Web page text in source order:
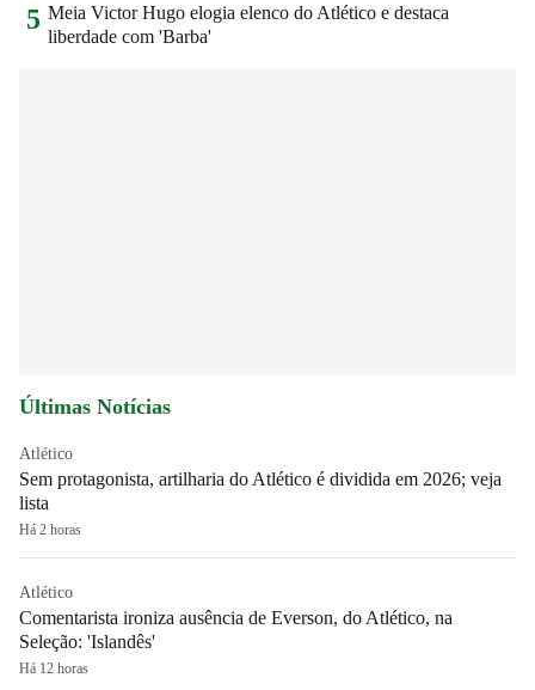
5 Meia Victor Hugo elogia elenco do Atlético e destaca
liberdade com 'Barba'
Últimas Notícias
Atlético
Sem protagonista, artilharia do Atlético é dividida em 2026; veja
lista
Há 2 horas
Atlético
Comentarista ironiza ausência de Everson, do Atlético, na
Seleção: 'Islandês'
Há 12 horas